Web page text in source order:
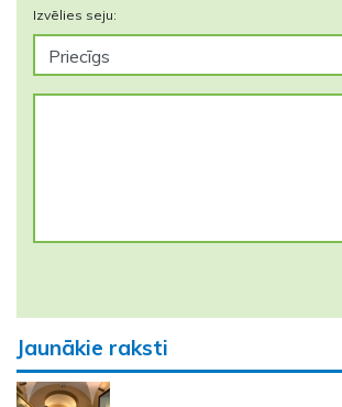
Izvēlies seju:
Jaunākie raksti